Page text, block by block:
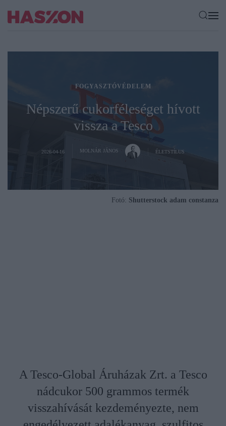
FOGYASZTÓVÉDELEM
Népszerű cukorféleséget hívott
vissza a Tesco
2026-04-16 MOLNÁR JÁNOS ÉLETSTÍLUS
Fotó: Shutterstock adam constanza
A Tesco-Global Áruházak Zrt. a Tesco
nádcukor 500 grammos termék
visszahívását kezdeményezte, nem